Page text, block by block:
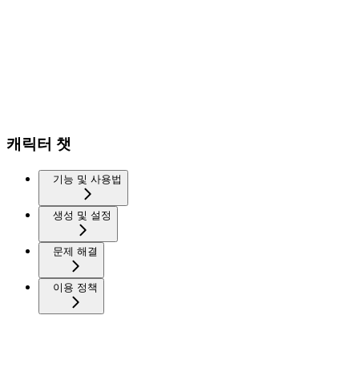
캐릭터 챗
기능 및 사용법
생성 및 설정
문제 해결
이용 정책